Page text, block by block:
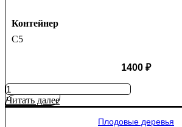
Контейнер
C5
1400 ₽
Количество
товара
Яблоня
Читать далее
Плодовые деревья